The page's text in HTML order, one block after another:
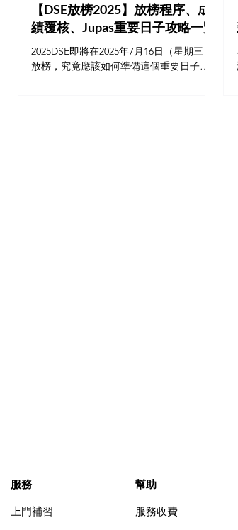
【DSE放榜2025】放榜程序、成
績覆核、Jupas重要日子攻略一覽
2025DSE即將在2025年7月16日（星期三）
放榜，究竟應該如何準備這個重要日子？
服務
上門補習
幫助
​服務收費